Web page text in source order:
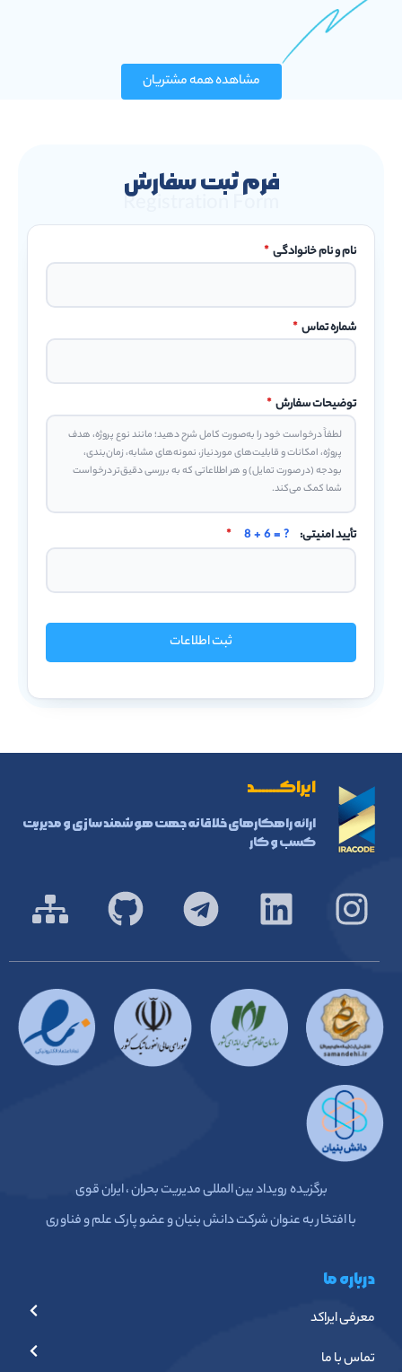
مشاهده همه مشتریان
فرم ثبت سفارش
Registration Form
نام و نام خانوادگی *
شماره تماس *
توضیحات سفارش *
تأیید امنیتی: 8 + 6 = ?
*
ثبت اطلاعات
درباره ما
معرفی ایراکد
تماس با ما
ایراکـــــــد
ارائه راهکارهای خلاقانه جهت هوشمند سازی و مدیریت
کسب و کار
برگزیده رویداد بین المللی مدیریت بحران ، ایران قوی
با افتخار به عنوان شرکت دانش بنیان و عضو پارک علم و فناوری